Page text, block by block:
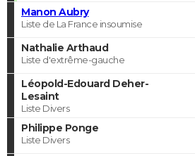
Manon Aubry
Liste de La France insoumise
Nathalie Arthaud
Liste d'extrême-gauche
Léopold-Edouard Deher-
Lesaint
Liste Divers
Philippe Ponge
Liste Divers